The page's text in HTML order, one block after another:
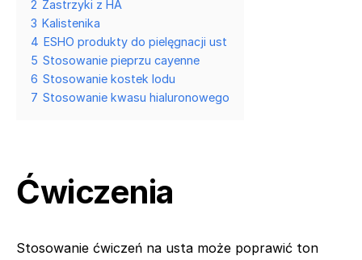
2 Zastrzyki z HA
3 Kalistenika
4 ESHO produkty do pielęgnacji ust
5 Stosowanie pieprzu cayenne
6 Stosowanie kostek lodu
7 Stosowanie kwasu hialuronowego
Ćwiczenia
Stosowanie ćwiczeń na usta może poprawić ton